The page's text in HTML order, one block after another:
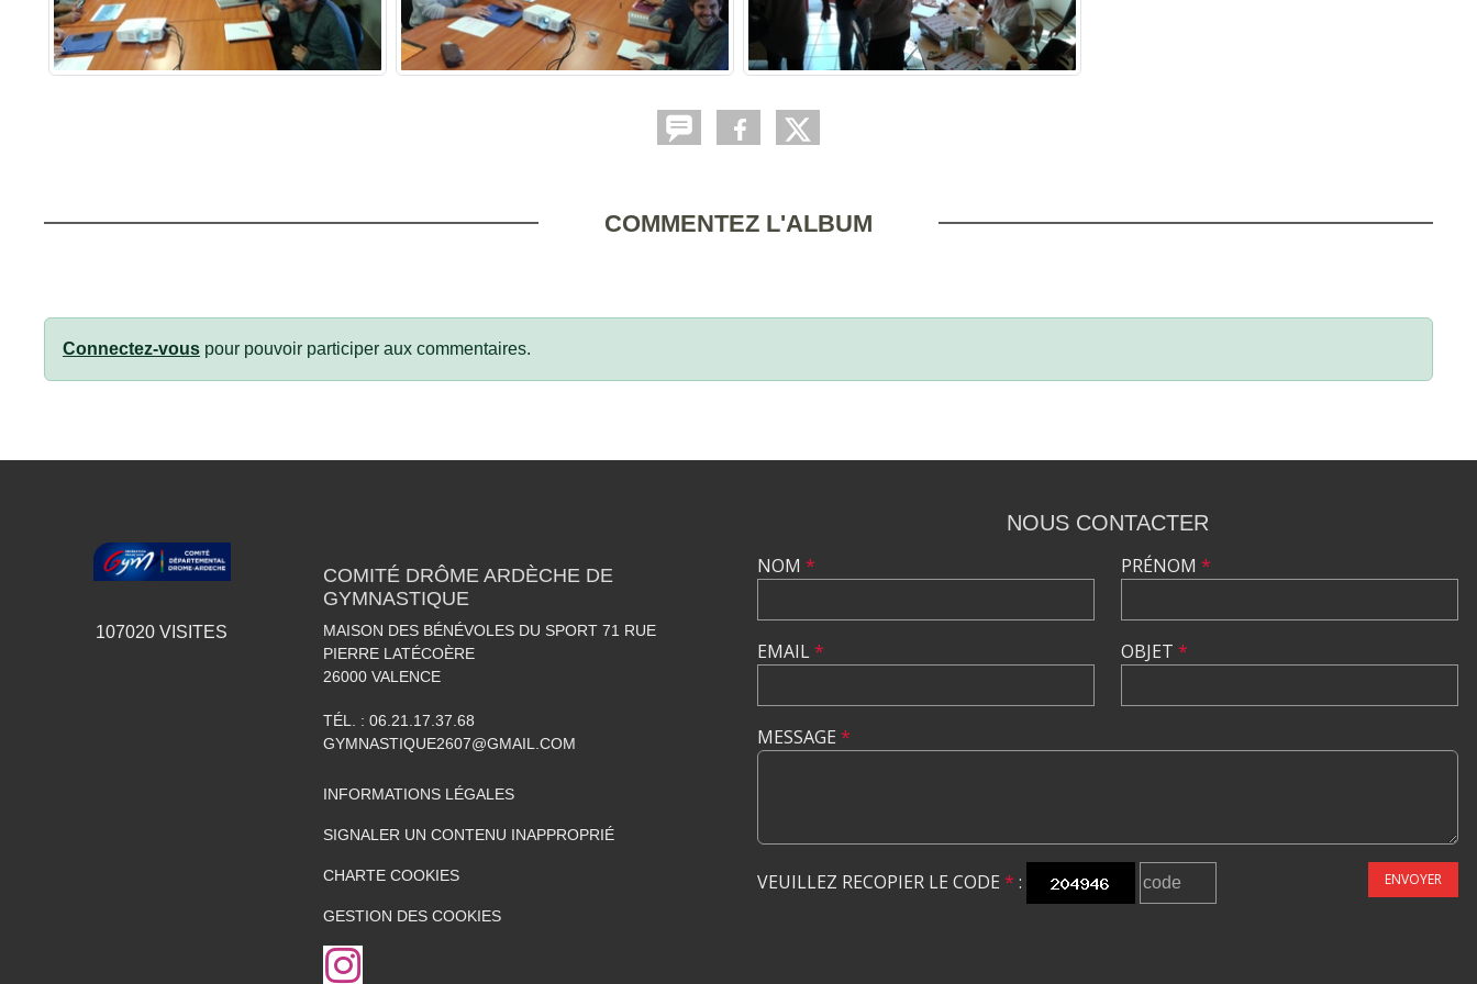
COMMENTEZ L'ALBUM
Connectez-vous pour pouvoir participer aux commentaires.
107020 VISITES
COMITÉ DRÔME ARDÈCHE DE
GYMNASTIQUE
MAISON DES BÉNÉVOLES DU SPORT 71 RUE
PIERRE LATÉCOÈRE
26000 VALENCE
TÉL. : 06.21.17.37.68
GYMNASTIQUE2607@GMAIL.COM
INFORMATIONS LÉGALES
SIGNALER UN CONTENU INAPPROPRIÉ
CHARTE COOKIES
GESTION DES COOKIES
NOUS CONTACTER
NOM *
EMAIL*
PRÉNOM *
OBJET *
MESSAGE *
VEUILLEZ RECOPIER LE CODE * : ENVOYER